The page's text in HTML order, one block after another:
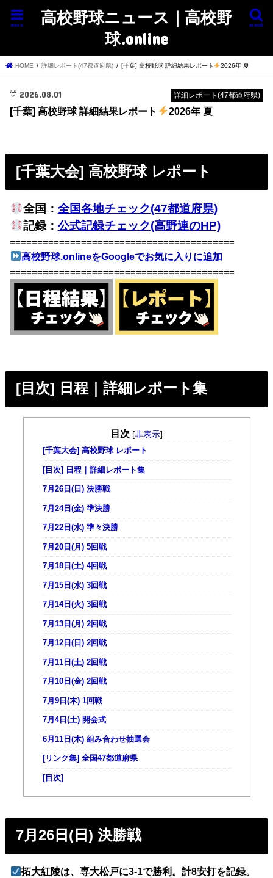
高校野球ニュース｜高校野
球.online
search
menu
HOME 詳細レポート(47都道府県) [千葉] 高校野球 詳細結果レポート 2026年 夏
詳細レポート(47都道府県)
2026.08.01
[千葉] 高校野球 詳細結果レポート 2026年 夏
[千葉大会] 高校野球 レポート
全国： 全国各地チェック(47都道府県)
記録： 公式記録チェック(高野連のHP)
=========================================
高校野球.onlineをGoogleでお気に入りに追加
=========================================
[目次] 日程｜詳細レポート集
目次 [非表示]
[千葉大会] 高校野球 レポート
[目次] 日程｜詳細レポート集
7月26日(日) 決勝戦
7月24日(金) 準決勝
7月22日(水) 準々決勝
7月20日(月) 5回戦
7月18日(土) 4回戦
7月15日(水) 3回戦
7月14日(火) 3回戦
7月13日(月) 2回戦
7月12日(日) 2回戦
7月11日(土) 2回戦
7月10日(金) 2回戦
7月9日(木) 1回戦
7月4日(土) 開会式
6月11日(木) 組み合わせ抽選会
[リンク集] 全国47都道府県
[目次]
7月26日(日) 決勝戦
拓大紅陵は、専大松戸に3-1で勝利。計8安打を記録。